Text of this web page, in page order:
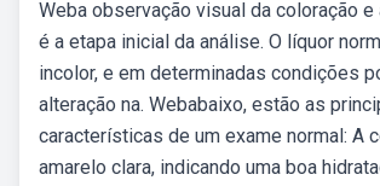
Weba observação visual da coloração
é a etapa inicial da análise. O líquor
incolor, e em determinadas condições
alteração na. Webabaixo, estão as
características de um exame normal: A
amarelo clara, indicando uma boa